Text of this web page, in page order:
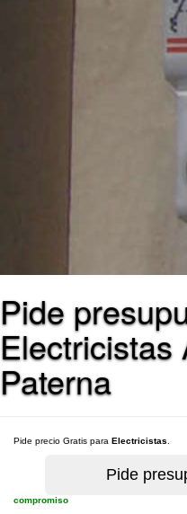
Pide
Electricistas
Paterna
Pide precio Gratis para Electricistas
compromiso